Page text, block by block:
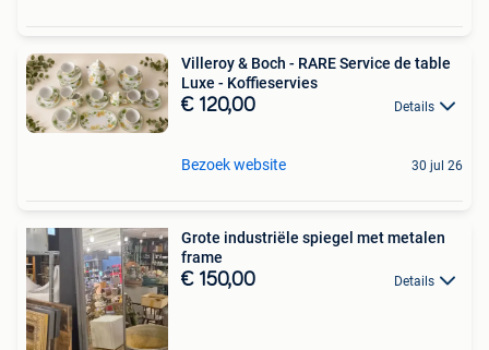
Villeroy & Boch - RARE Service de table
Luxe - Koffieservies
€ 120,00 Details
Bezoek website 30 jul 26
Grote industriële spiegel met metalen
frame
€ 150,00 Details